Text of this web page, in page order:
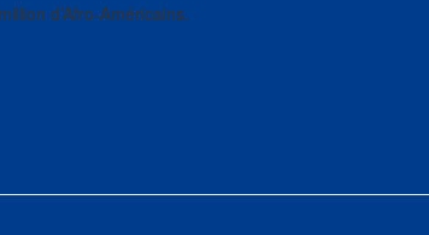
d’Afro-Américains.